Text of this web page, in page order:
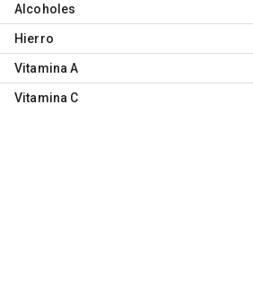
Alcoholes
Hierro
Vitamina A
Vitamina C